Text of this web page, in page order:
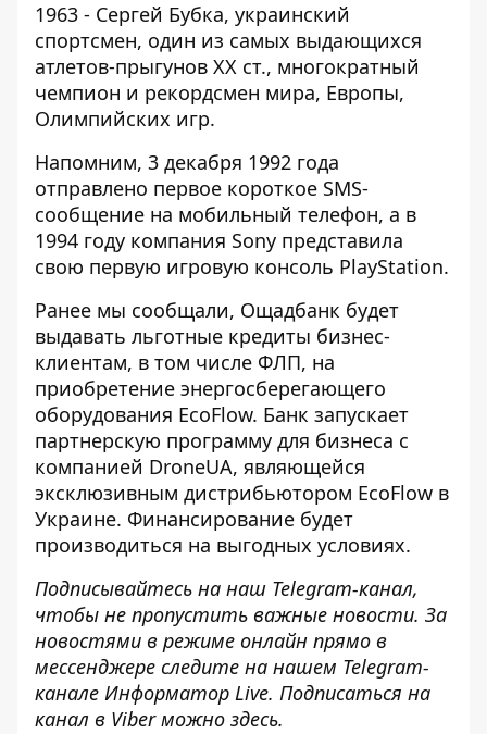
1963 - Сергей Бубка, украинский
спортсмен, один из самых выдающихся
атлетов-прыгунов ХХ ст., многократный
чемпион и рекордсмен мира, Европы,
Олимпийских игр.
Напомним, 3 декабря 1992 года
отправлено первое короткое SMS-
сообщение на мобильный телефон, а в
1994 году компания Sony представила
свою первую игровую консоль PlayStation.
Ранее мы сообщали, Ощадбанк будет
выдавать льготные кредиты бизнес-
клиентам, в том числе ФЛП, на
приобретение энергосберегающего
оборудования EcoFlow. Банк запускает
партнерскую программу для бизнеса с
компанией DroneUA, являющейся
эксклюзивным дистрибьютором EcoFlow в
Украине. Финансирование будет
производиться на выгодных условиях.
Подписывайтесь на наш Telegram-канал,
чтобы не пропустить важные новости. За
новостями в режиме онлайн прямо в
мессенджере следите на нашем Telegram-
канале Информатор Live. Подписаться на
канал в Viber можно здесь.